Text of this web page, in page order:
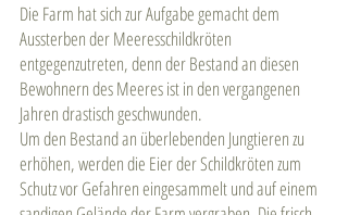
Die Farm hat sich zur Aufgabe gemacht dem
Aussterben der Meeresschildkröten
entgegenzutreten, denn der Bestand an diesen
Bewohnern des Meeres ist in den vergangenen
Jahren drastisch geschwunden.​
Um den Bestand an überlebenden Jungtieren zu
erhöhen, werden die Eier der Schildkröten zum
Schutz vor Gefahren eingesammelt und auf einem